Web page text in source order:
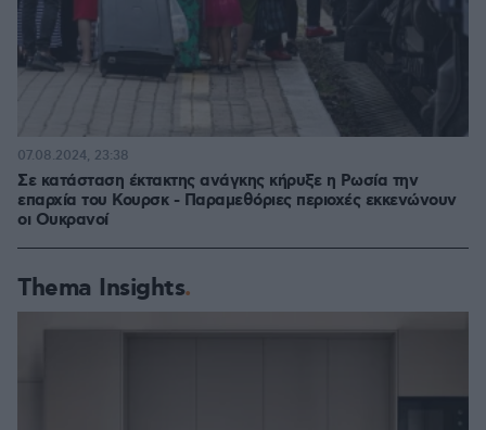
Σε κατάσταση έκτακτης ανάγκης κήρυξε η Ρωσία την
επαρχία του Κουρσκ - Παραμεθόριες περιοχές εκκενώνουν
οι Ουκρανοί
07.08.2024, 23:38
Thema Insights